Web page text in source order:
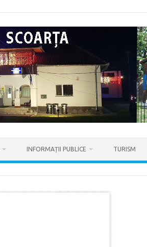
INFORMAȚII PUBLICE TURISM